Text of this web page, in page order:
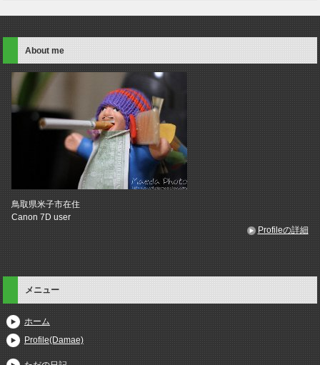
About me
鳥取県米子市在住
Canon 7D user
Profileの詳細
メニュー
ホーム
Profile(Damae)